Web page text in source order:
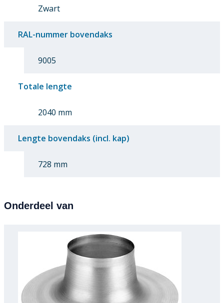
Zwart
RAL-nummer bovendaks
9005
Totale lengte
2040 mm
Lengte bovendaks (incl. kap)
728 mm
Onderdeel van